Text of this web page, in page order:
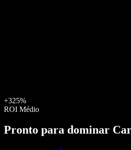
+325%
ROI Médio
Pronto para dominar